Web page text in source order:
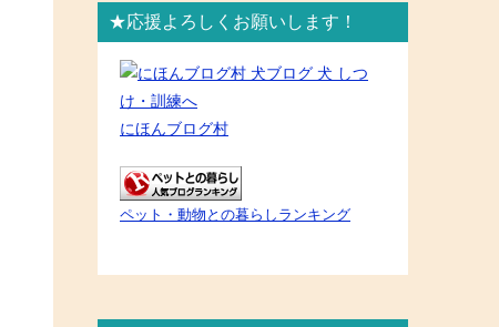
★応援よろしくお願いします！
にほんブログ村
ペット・動物との暮らしランキング